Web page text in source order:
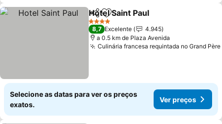
PartilharAdicionar aos favoritos
Hotel Saint Paul
4 Estrelas
8,7 Excelente
4.945
a 0.5 km de Plaza Avenida
Culinária francesa requintada no Grand Père
Selecione as datas para ver os preços
exatos.
Ver preços